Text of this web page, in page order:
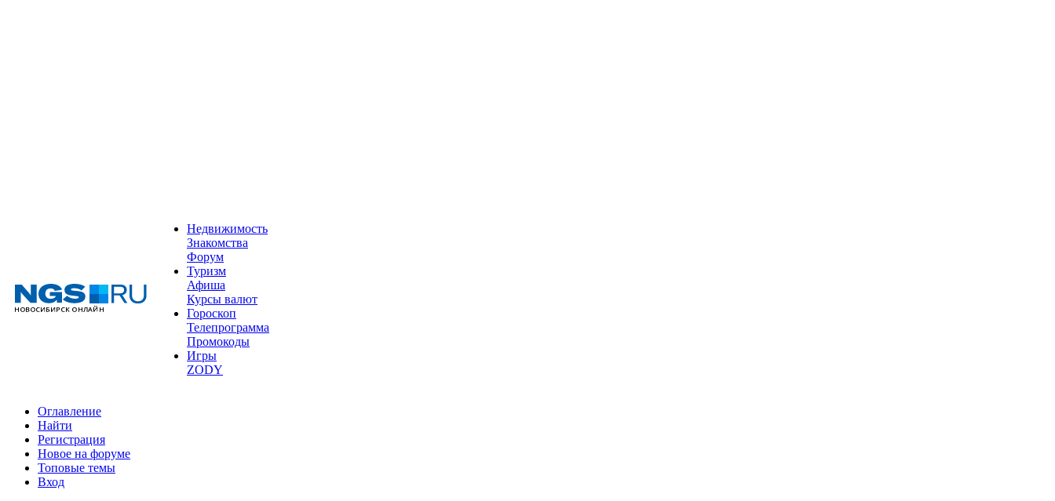
Недвижимость
Знакомства
Форум
Туризм
Афиша
Курсы валют
Гороскоп
Телепрограмма
Промокоды
Игры
ZODY
Оглавление
Найти
Регистрация
Новое на форуме
Топовые темы
Вход